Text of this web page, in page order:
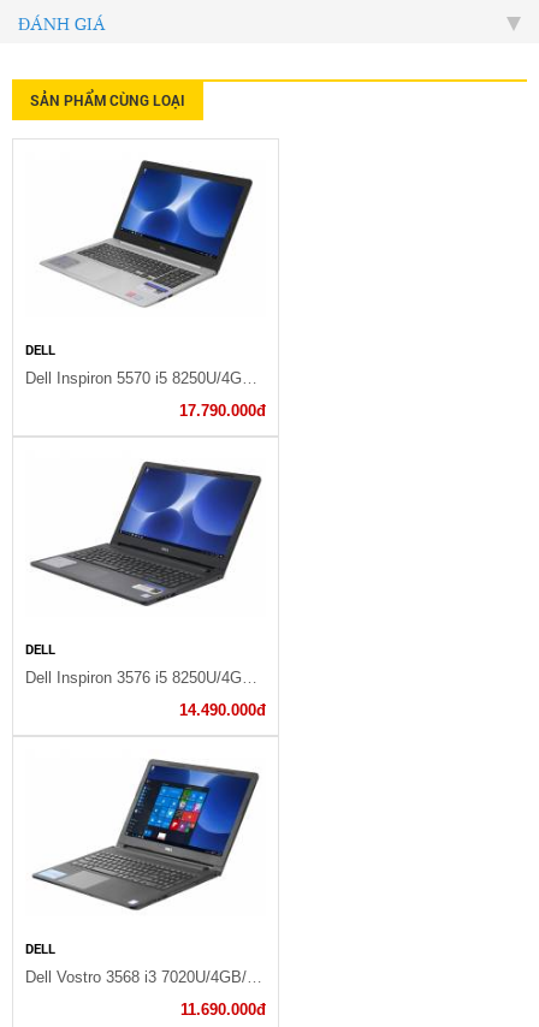
ĐÁNH GIÁ
SẢN PHẨM CÙNG LOẠI
DELL
Dell Inspiron 5570 i5 8250U/4GB/1TB/2GB M530/Win10/Office365/(M5I5238W)
17.790.000đ
DELL
Dell Inspiron 3576 i5 8250U/4GB/1TB/Win10/(P63F002N76F)
14.490.000đ
DELL
Dell Vostro 3568 i3 7020U/4GB/1TB/Win10/(VTI32072W)
11.690.000đ